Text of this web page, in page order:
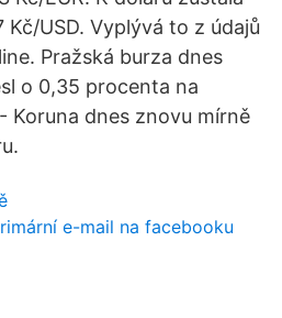
Kč/USD. Vyplývá to z údajů
Pražská burza dnes
o 0,35 procenta na
Koruna dnes znovu mírně
e-mail na facebooku